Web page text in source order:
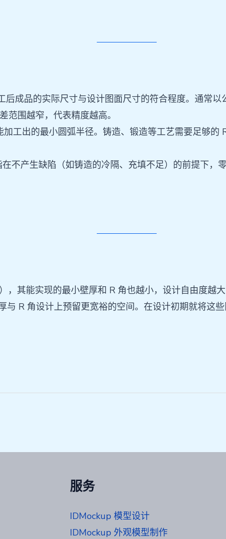
后成品的实际尺寸与设计图面尺寸的符合程度。通常
范围越窄，代表精度越高。
工出的最小圆弧半径。铸造、锻造等工艺需要足够
不产生缺陷（如铸造的冷隔、充填不足）的前提下，
，其能实现的最小壁厚和 R 角也越小，设计自由度越
与 R 角设计上预留更宽裕的空间。在设计初期就将这
服务
IDMockup 模型设计
IDMockup 外观模型制作